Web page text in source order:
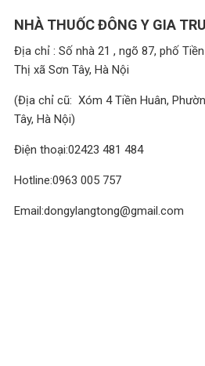
NHÀ THUỐC ĐÔNG Y GIA
Địa chỉ : Số nhà 21 , ngõ 87, phố
Thị xã Sơn Tây, Hà Nội
(Địa chỉ cũ: Xóm 4 Tiền Huân,
Tây, Hà Nội)
Điện thoại:02423 481 484
Hotline:0963 005 757
Email:dongylangtong@gmail.com